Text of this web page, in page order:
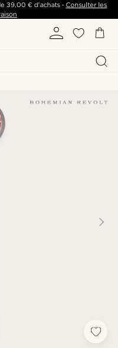
39,00 €d'achats -Consulter les